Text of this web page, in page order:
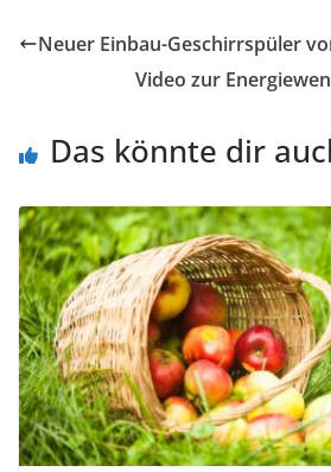
Neuer Einbau-Geschirrspüler
Video zur
Das könnte dir